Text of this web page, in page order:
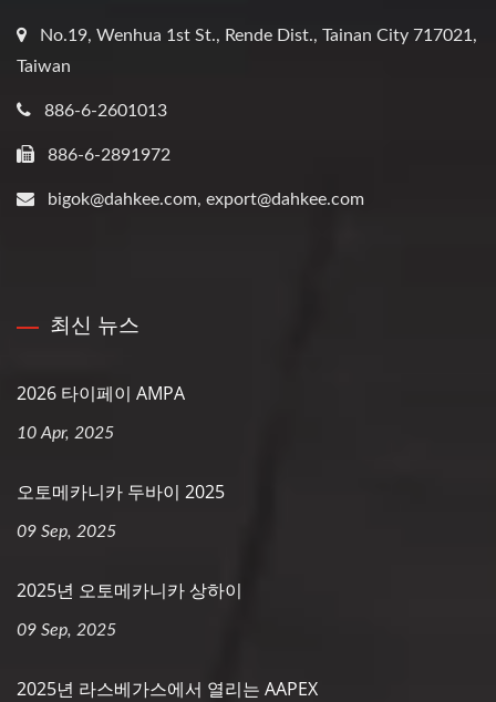
No.19, Wenhua 1st St., Rende Dist., Tainan City 717021,
Taiwan
886-6-2601013
886-6-2891972
bigok@dahkee.com, export@dahkee.com
최신 뉴스
2026 타이페이 AMPA
10 Apr, 2025
오토메카니카 두바이 2025
09 Sep, 2025
2025년 오토메카니카 상하이
09 Sep, 2025
2025년 라스베가스에서 열리는 AAPEX